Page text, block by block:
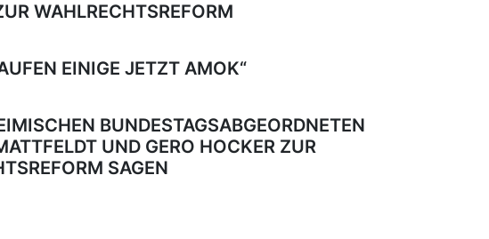
WAHLRECHTSREFORM
EINIGE JETZT AMOK“
BUNDESTAGSABGEORDNETEN
UND GERO HOCKER ZUR
SAGEN